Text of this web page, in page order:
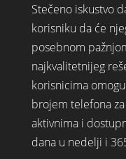
Stečeno iskustvo
korisniku da će
posebnom
najkvalitetnijeg
korisnicima
brojem telefona
aktivnima i
dana u nedelji i